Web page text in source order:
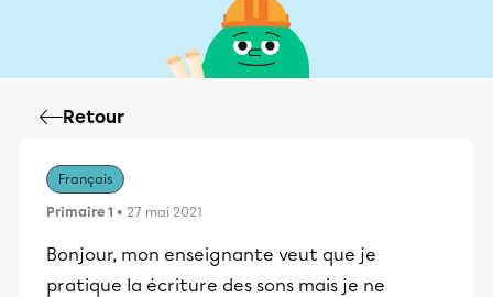
Retour
Français
Primaire 1 • 27 mai 2021
Bonjour, mon enseignante veut que je
pratique la écriture des sons mais je ne